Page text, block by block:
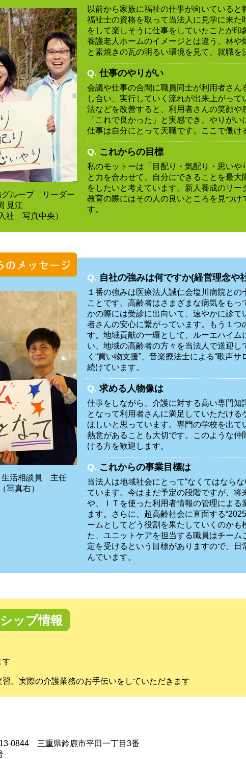
ループ リーダー
見江
社 写真中央）
以前から家族に福祉の仕事が向いている
福祉士の資格を取って当法人に見学に来た
をして楽しそうに仕事をしていたことが印
養護老人ホームのイメージとは違う、林や
と素焼きの瓦の明るい環境を見て、就職を
Q. 仕事のやりがい
会議や仕事の合間に職員同士が利用者さん
し合い、実行していく流れが出来上がっ
法などを改善すると、利用者さんの笑顔や
「これで良かった」と実感でき、やりが
仕事は自分にとって天職です。ここで働け
Q. これからの目標
私のモットーは「目配り・気配り・思いや
と力を合わせて、自分にできることを最大
をしたいと考えています。新人養成のリー
教育の際にはその人の良いところを見つけ
す。
活相談員 主任
写真右）
Q. 自社の強みは何ですか(経営理念や
１番の強みは医療法人誠仁会塩川病院との
ことです。高齢者はさまざまな病気をもっ
かの際には受診に出向いて、速やかに診て
者さんの安心に繋がっています。もう１つ
す。地域貢献の一環として、ルーエハイム
い、地域の高齢者の方々を当法人で送迎し
く“買い物支援”、音楽療法士による“歌声
続けています。
Q. 求める人物像は
仕事をしながら、介護に対する高い専門知
となって利用者さんに満足していただける
ほしいと思っています。専門の学校を出て
熱意があることも大切です。このような仲
ける方を歓迎します。
Q. これからの事業目標は
当法人は地域社会にとって“なくてはなら
ています。今はまだ予定の段階ですが、将
や、ＩＴを使った利用者情報の管理による
ます。さらに、超高齢社会に直面する
ームとしてどう役割を果たしていくのかも
た、ユニットケアを担当する職員はチーム
定を受けるという目標がありますので、日
んでいます。
ップ情報
す
。実際の介護業務のお手伝いをしていただきます
0844 三重県鈴鹿市平田一丁目3番